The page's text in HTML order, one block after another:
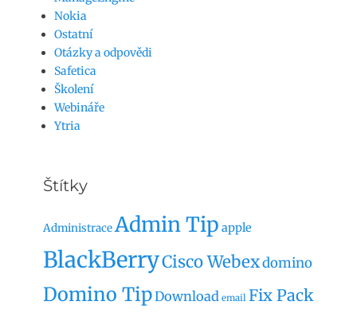
Nokia
Ostatní
Otázky a odpovědi
Safetica
Školení
Webináře
Ytria
Štítky
AdministraceAdmin Tip apple
BlackBerryCisco Webexdomino
Domino TipDownload email Fix Pack